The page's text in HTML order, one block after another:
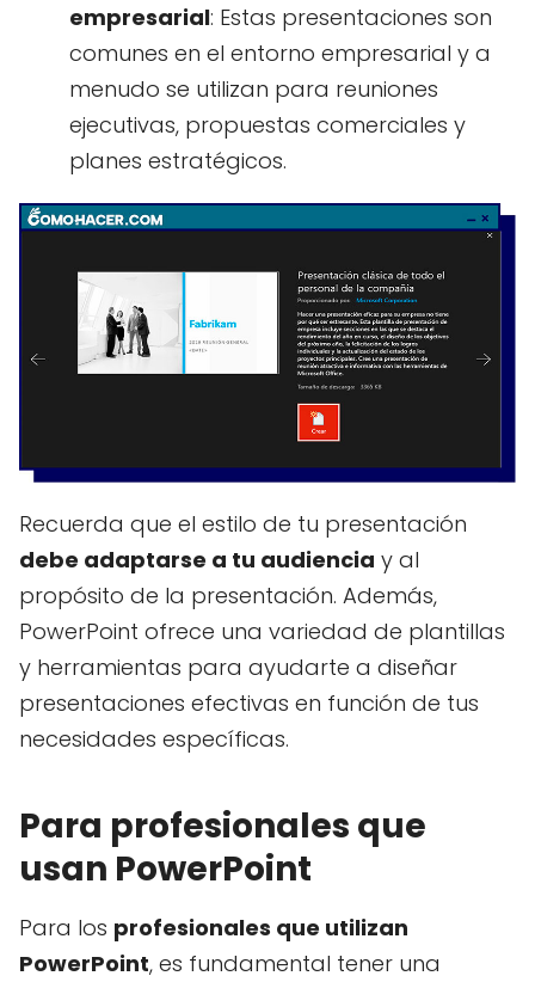
empresarial: Estas presentaciones son
comunes en el entorno empresarial y a
menudo se utilizan para reuniones
ejecutivas, propuestas comerciales y
planes estratégicos.
Recuerda que el estilo de tu presentación
debe adaptarse a tu audiencia y al
propósito de la presentación. Además,
PowerPoint ofrece una variedad de plantillas
y herramientas para ayudarte a diseñar
presentaciones efectivas en función de tus
necesidades específicas.
Para profesionales que
usan PowerPoint
Para los profesionales que utilizan
PowerPoint, es fundamental tener una